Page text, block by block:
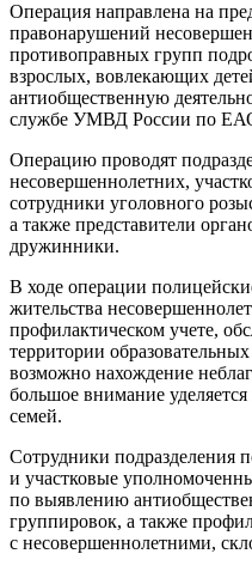
Операция направлена на
правонарушений
противоправных групп
взрослых, вовлекающих
антиобщественную
службе УМВД России по
Операцию проводят
несовершеннолетних,
сотрудники уголовного
а также представители
дружинники.
В ходе операции
жительства
профилактическом учете,
территории
возможно нахождение
большое внимание
семей.
Сотрудники подразделения
и участковые
по выявлению
группировок, а также
с несовершеннолетними,